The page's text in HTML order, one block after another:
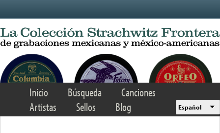
Inicio Búsqueda
Canciones
Artistas
Sellos Blog Español